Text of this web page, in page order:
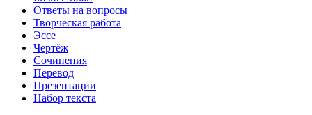
Ответы на вопросы
Творческая работа
Эссе
Чертёж
Сочинения
Перевод
Презентации
Набор текста